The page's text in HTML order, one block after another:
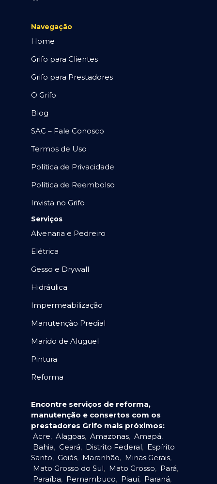
Navegação
Home
Grifo para Clientes
Grifo para Prestadores
O Grifo
Blog
SAC – Fale Conosco
Termos de Uso
Política de Privacidade
Política de Reembolso
Invista no Grifo
Serviços
Alvenaria e Pedreiro
Elétrica
Gesso e Drywall
Hidráulica
Impermeabilização
Manutenção Predial
Marido de Aluguel
Pintura
Reforma
Encontre serviços de reforma,
manutenção e consertos com os
prestadores Grifo mais próximos:
Acre, Alagoas, Amazonas, Amapá,
Bahia, Ceará, Distrito Federal, Espírito
Santo, Goiás, Maranhão, Minas Gerais,
Mato Grosso do Sul, Mato Grosso, Pará,
Paraíba, Pernambuco, Piauí, Paraná,